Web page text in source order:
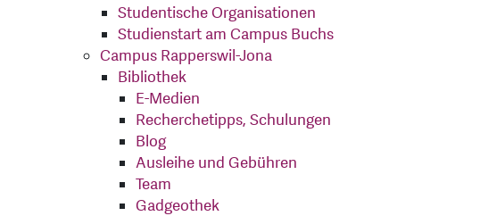
Studentische Organisationen
Studienstart am Campus Buchs
Campus Rapperswil-Jona
Bibliothek
E-Medien
Recherchetipps, Schulungen
Blog
Ausleihe und Gebühren
Team
Gadgeothek